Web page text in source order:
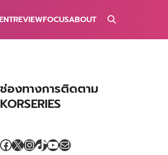
REVIEWFOCUSABOUT
ช่องทางการติดตาม
KORSERIES
Facebook
X Instagram
TikTok
YouTube
Mail